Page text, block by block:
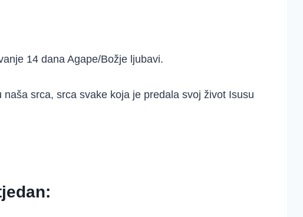
14 dana Agape/Božje ljubavi.
srca, srca svake koja je predala svoj život Isusu